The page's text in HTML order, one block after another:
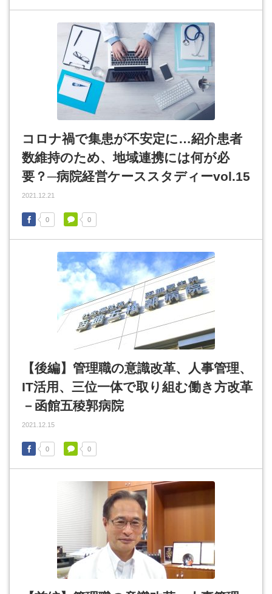
コロナ禍で集患が不安定に…紹介患者
数維持のため、地域連携には何が必
要？─病院経営ケーススタディーvol.15
2021.12.21
0 0
【後編】管理職の意識改革、人事管理、
IT活用、三位一体で取り組む働き方改革
－函館五稜郭病院
2021.12.15
0 0